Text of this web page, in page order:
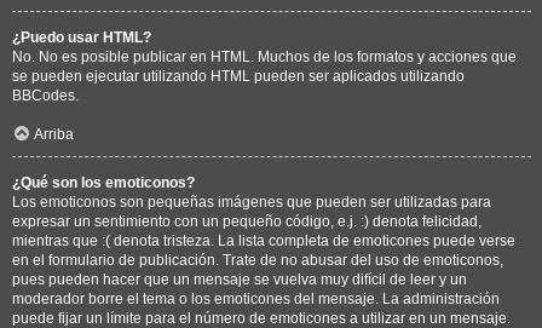
¿Puedo usar HTML?
No. No es posible publicar en HTML. Muchos de los formatos y acciones que
se pueden ejecutar utilizando HTML pueden ser aplicados utilizando
BBCodes.
Arriba
¿Qué son los emoticonos?
Los emoticonos son pequeñas imágenes que pueden ser utilizadas para
expresar un sentimiento con un pequeño código, e.j. :) denota felicidad,
mientras que :( denota tristeza. La lista completa de emoticones puede verse
en el formulario de publicación. Trate de no abusar del uso de emoticonos,
pues pueden hacer que un mensaje se vuelva muy difícil de leer y un
moderador borre el tema o los emoticones del mensaje. La administración
puede fijar un límite para el número de emoticones a utilizar en un mensaje.